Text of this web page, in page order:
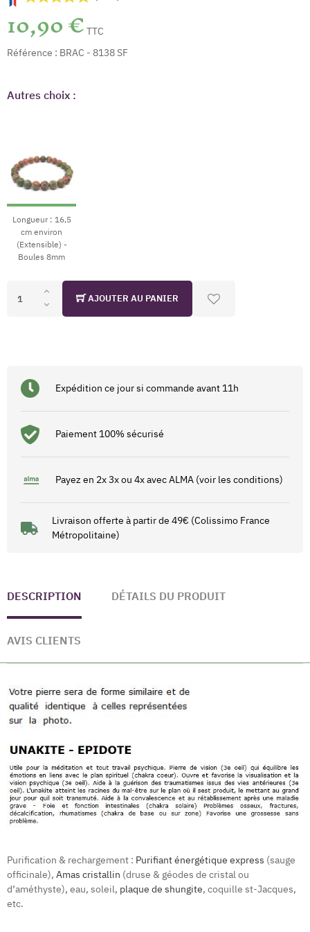
10,90 € TTC
Référence : BRAC - 8138 SF
Autres choix :
Longueur : 16,5
cm environ
(Extensible) -
Boules 8mm
AJOUTER AU PANIER
Expédition ce jour si commande avant 11h
Paiement 100% sécurisé
Payez en 2x 3x ou 4x avec ALMA (voir les conditions)
Livraison offerte à partir de 49€ (Colissimo France
Métropolitaine)
DESCRIPTION DÉTAILS DU PRODUIT
AVIS CLIENTS
Purification & rechargement : Purifiant énergétique express (sauge
officinale), Amas cristallin (druse & géodes de cristal ou
d’améthyste), eau, soleil, plaque de shungite, coquille st-Jacques,
etc.